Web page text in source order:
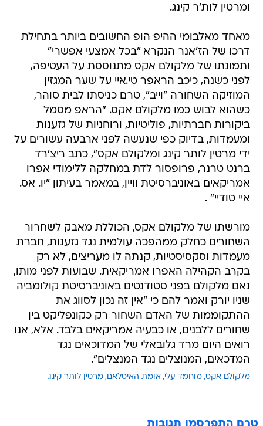
ומרטין לות'ר קינג.
מאחד מאלבומי ההיפ הופ החשובים ביותר בתחילת
דרכו של הז'אנר הנקרא "בכל אמצעי אפשרי"
ותמונתו של מלקולם אקס מתנוססת על העטיפה,
לפני כשנה, כיכב הראפר טי.איי על שער המגזין
המוזיקה השחורה "וייב", טרם כניסתו לבית סוהר,
כשהוא לבוש כמו מלקולם אקס. "הראפ מסמל
ביקורות חברתיות, פוליטיות, ורוחניות של גזענות
ומעמדות, בדיוק כפי שנעשה לפני ארבעה עשורים על
ידי מרטין לותר קינג ומלקולם אקס", כתב ריצ'רד
ברנט טרנר, פרופסור לדת במחלקה ללימודי אפרו
אמריקאים באוניברסיטת וויין, במאמר בעיתון "יו. אס.
איי טודיי" .
מורשתו של מלקולם אקס, הכוללת מאבק לשחרור
השחורים כחלק ממהפכה עולמית נגד גזענות, חברת
מעמדות וסקסיסטיות, קנתה לו מעריצים, לא רק
בקרב הקהילה האפרו אמריקאית. שבועות לפני מותו,
נאם מלקולם בפני סטודנטים באוניברסיטת קולומביה
שניו יורק ואמר להם כי "אין זה נכון לסווג את
ההתקוממות של האדם השחור רק כקונפליקט בין
שחורים ללבנים, או כבעיה אמריקאים בלבד. אלא, אנו
רואים היום מרד גלובאלי של המדוכאים נגד
המדכאים, המנוצלים נגד המנצלים".
מלקולם אקס מוחמד עלי אומת האיסלאם מרטין לותר קינג